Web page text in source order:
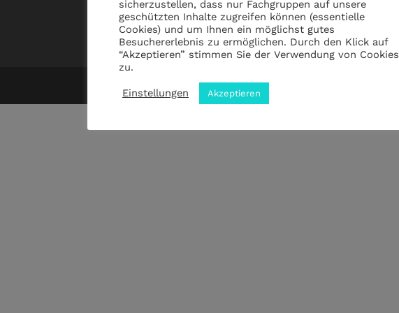
Impressum |Datenschutz|ANB
© 2023 by meZWEI designed by drehbankmedia
sicherzustellen, dass nur Fachgruppen auf unsere
geschützten Inhalte zugreifen können (essentielle
Cookies) und um Ihnen ein möglichst gutes
Besuchererlebnis zu ermöglichen. Durch den Klick auf
“Akzeptieren” stimmen Sie der Verwendung von Cookies
zu.
Einstellungen Akzeptieren